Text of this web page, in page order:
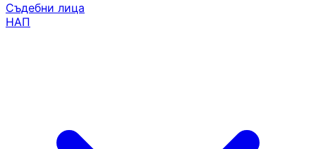
Съдебни лица
НАП